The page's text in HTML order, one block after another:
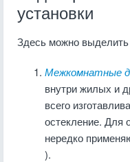
установки
Здесь можно выделить
Межкомнатные
внутри жилых и
всего
остекление. Для
нередко
).